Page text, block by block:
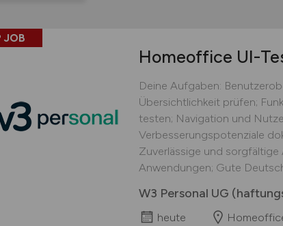
JOB
Homeoffice UI-
Deine Aufgaben:
Übersichtlichkeit prüfen;
testen; Navigation und
Verbesserungspotenziale
Zuverlässige und
Anwendungen; Gute
W3 Personal UG
heute